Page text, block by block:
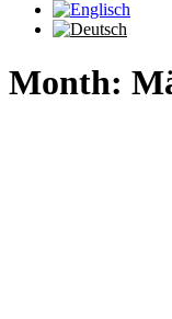
Month: